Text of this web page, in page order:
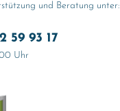
und Beratung unter:
59 93 17
Uhr